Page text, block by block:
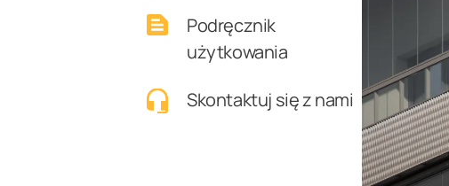
Podręcznik
użytkowania
Skontaktuj się z nami